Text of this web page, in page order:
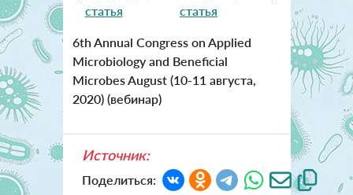
статья
статья
6th Annual Congress on Applied
Microbiology and Beneficial
Microbes August (10-11 августа,
2020) (вебинар)
Источник:
Поделиться: